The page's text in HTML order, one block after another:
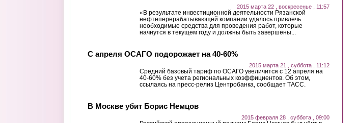
2015 марта 22 , воскресенье , 11:57
«В результате инвестиционной деятельности Рязанской
нефтеперерабатывающей компании удалось привлечь
необходимые средства для проведения работ, которые
начнутся в текущем году и должны быть завершены...
С апреля ОСАГО подорожает на 40-60%
2015 марта 21 , суббота , 11:12
Средний базовый тариф по ОСАГО увеличится с 12 апреля на
40-60% без учета региональных коэффициентов. Об этом,
ссылаясь на пресс-релиз Центробанка, сообщает ТАСС.
В Москве убит Борис Немцов
2015 февраля 28 , суббота , 09:00